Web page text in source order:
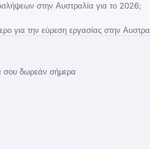
στην Αυστραλία για το 2026;
για την εύρεση εργασίας στην
σου δωρεάν σήμερα